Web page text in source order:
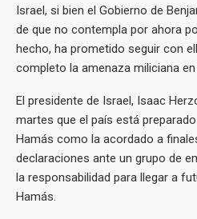
Israel, si bien el Gobierno de
de que no contempla por ahora
hecho, ha prometido seguir con
completo la amenaza miliciana
El presidente de Israel, Isaac
martes que el país está
Hamás como la acordado a
declaraciones ante un grupo de
la responsabilidad para llegar a
Hamás.